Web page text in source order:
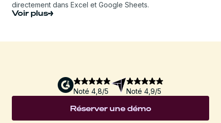
directement dans Excel et Google Sheets.
Voir plus
Noté 4,8/5 Noté 4,9/5
Réserver une démo